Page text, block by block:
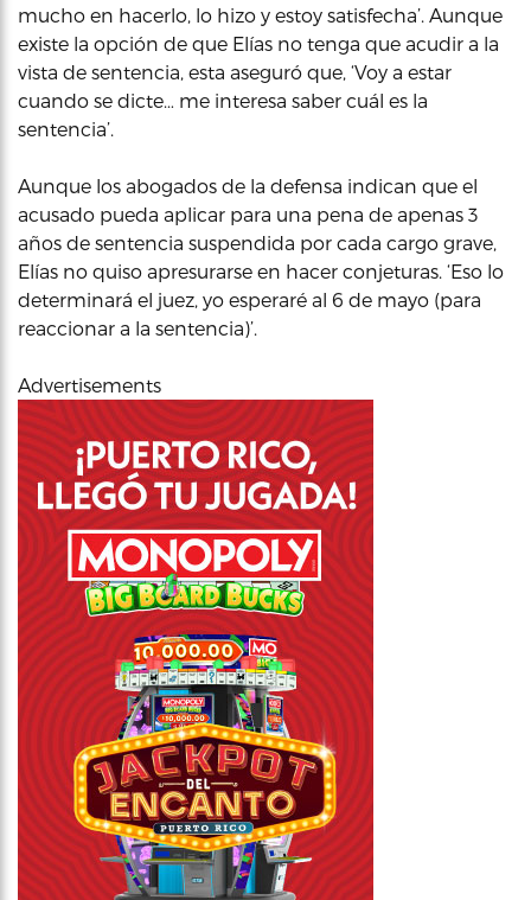
mucho en hacerlo, lo hizo y estoy satisfecha’. Aunque
existe la opción de que Elías no tenga que acudir a la
vista de sentencia, esta aseguró que, ‘Voy a estar
cuando se dicte… me interesa saber cuál es la
sentencia’.
Aunque los abogados de la defensa indican que el
acusado pueda aplicar para una pena de apenas 3
años de sentencia suspendida por cada cargo grave,
Elías no quiso apresurarse en hacer conjeturas. ‘Eso lo
determinará el juez, yo esperaré al 6 de mayo (para
reaccionar a la sentencia)’.
Advertisements